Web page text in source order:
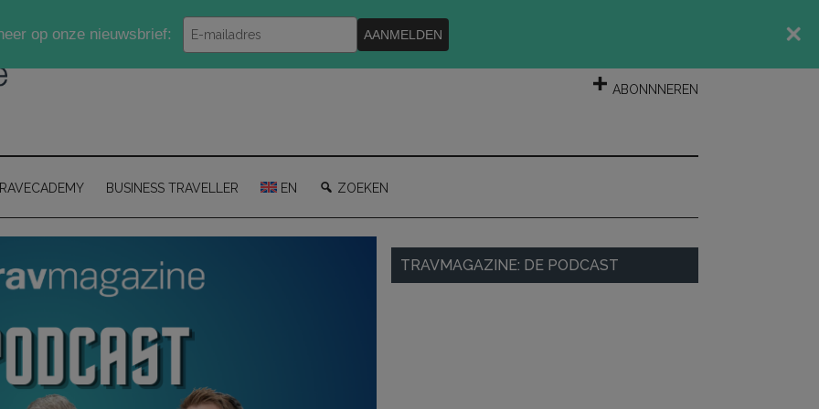
ABONNNEREN
BUSINESS TRAVELLER EN ZOEKEN
Primary
Sidebar
TRAVMAGAZINE: DE PODCAST
op onze nieuwsbrief:
Typ
je
AANMELDEN